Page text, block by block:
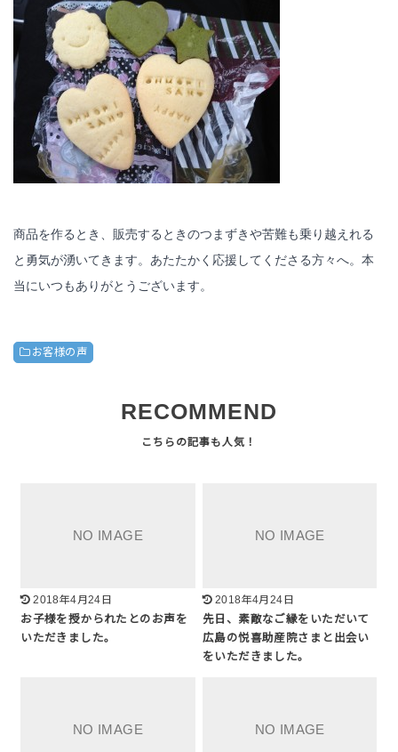
商品を作るとき、販売するときのつまずきや苦難も乗り越えれる
と勇気が湧いてきます。あたたかく応援してくださる方々へ。本
当にいつもありがとうございます。
お客様の声
RECOMMEND
2018年4月24日
お子様を授かられたとのお声を
いただきました。
2018年4月24日
先日、素敵なご縁をいただいて
広島の悦喜助産院さまと出会い
をいただきました。